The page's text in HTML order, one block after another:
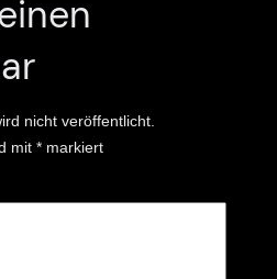
nicht veröffentlicht.
mit * markiert